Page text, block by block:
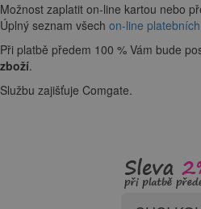
Možnost zaplatit on-line kartou nebo
Úplný seznam všech on-line
Při platbě předem 100 % Vám bude
zboží.
Službu zajišťuje Comgate.